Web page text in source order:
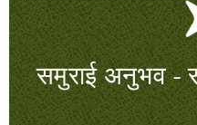
समुराई अनुभव -